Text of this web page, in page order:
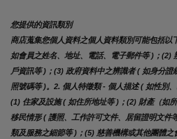
您提供的資訊類別
商店蒐集您個人資料之個人資料類別可能包括以
如會員之姓名、地址、電話、電子郵件等 )；(2)
戶資訊等 )；(3) 政府資料中之辨識者 ( 如身分
照號碼等 )。2. 個人特徵類 - 個人描述 ( 如性別
(1) 住家及設施 ( 如住所地址等 )；(2) 財產（如
移民情形 ( 護照、工作許可文件、居留證明文件
類及服務之細節等 )；(5) 慈善機構或其他團體